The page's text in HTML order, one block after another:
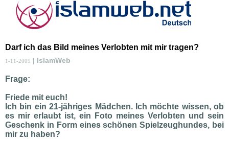
Darf ich das Bild meines Verlobten mit mir tragen?
1-11-2009 | IslamWeb
Frage:
Friede mit euch!
Ich bin ein 21-jähriges Mädchen. Ich möchte wissen, ob
es mir erlaubt ist, ein Foto meines Verlobten und sein
Geschenk in Form eines schönen Spielzeughundes, bei
mir zu haben?